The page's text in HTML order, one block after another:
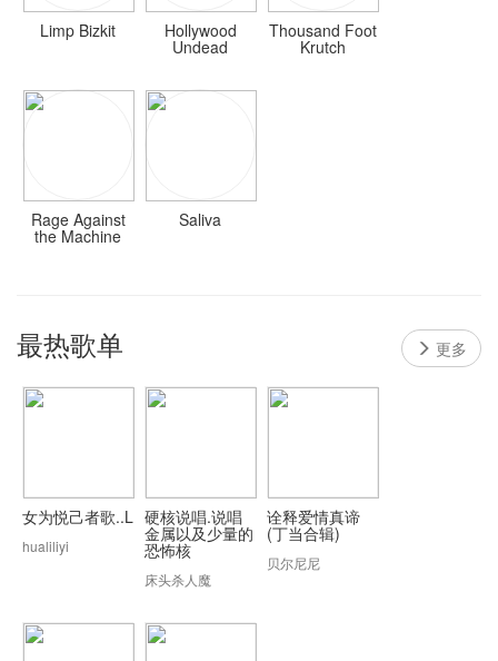
Limp Bizkit Hollywood
Undead
Thousand Foot
Krutch
Rage Against
the Machine
Saliva
最热歌单 更多
女为悦己者歌..L
hualiliyi
硬核说唱.说唱
金属以及少量的
恐怖核
床头杀人魔
诠释爱情真谛
(丁当合辑)
贝尔尼尼